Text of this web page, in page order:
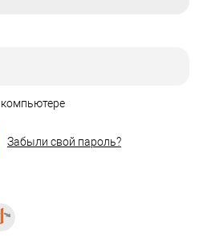
Забыли свой пароль?